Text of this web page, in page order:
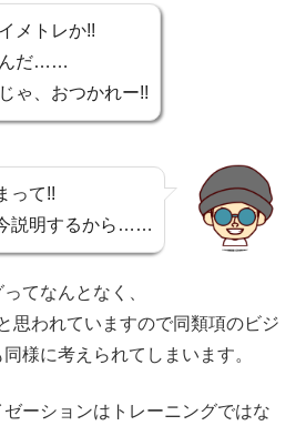
メトレか!!
んだ……
ゃ、おつかれー!!
って!!
説明するから……
てなんとなく、
思われていますので同類項のビジ
様に考えられてしまいます。
ーションはトレーニングではな